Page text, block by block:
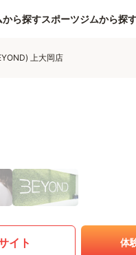
から探すスポーツジムから探
上大岡店
イト 体